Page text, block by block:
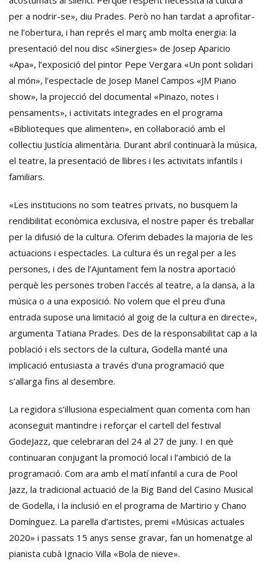
per a nodrir-se», diu Prades. Però no han tardat a aprofitar-
ne l’obertura, i han représ el març amb molta energia: la
presentació del nou disc «Sinergies» de Josep Aparicio
«Apa», l’exposició del pintor Pepe Vergara «Un pont solidari
al món», l’espectacle de Josep Manel Campos «JM Piano
show», la projecció del documental «Pinazo, notes i
pensaments», i activitats integrades en el programa
«Biblioteques que alimenten», en col·laboració amb el
col·lectiu Justícia alimentària. Durant abril continuarà la música,
el teatre, la presentació de llibres i les activitats infantils i
familiars.
«Les institucions no som teatres privats, no busquem la
rendibilitat econòmica exclusiva, el nostre paper és treballar
per la difusió de la cultura. Oferim debades la majoria de les
actuacions i espectacles. La cultura és un regal per a les
persones, i des de l’Ajuntament fem la nostra aportació
perquè les persones troben l’accés al teatre, a la dansa, a la
música o a una exposició. No volem que el preu d’una
entrada supose una limitació al goig de la cultura en directe»,
argumenta Tatiana Prades. Des de la responsabilitat cap a la
població i els sectors de la cultura, Godella manté una
implicació entusiasta a través d’una programació que
s’allarga fins al desembre.
La regidora s’il·lusiona especialment quan comenta com han
aconseguit mantindre i reforçar el cartell del festival
GodeJazz, que celebraran del 24 al 27 de juny. I en què
continuaran conjugant la promoció local i l’ambició de la
programació. Com ara amb el matí infantil a cura de Pool
Jazz, la tradicional actuació de la Big Band del Casino Musical
de Godella, i la inclusió en el programa de Martirio y Chano
Domínguez. La parella d’artistes, premi «Músicas actuales
2020» i passats 15 anys sense gravar, fan un homenatge al
pianista cubà Ignacio Villa «Bola de nieve».